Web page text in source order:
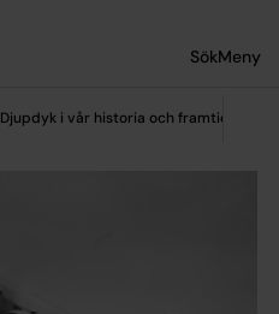
SökMeny
Djupdyk i vår historia och framtid